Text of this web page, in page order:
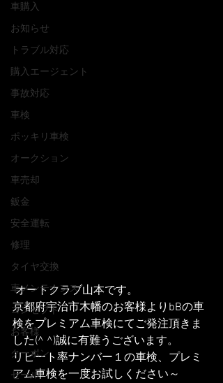
車購入
お知らせ
トラブル対応
購入エージェント
事故対応
車検
ポッキリ車検
オークション
車売却
鈑金
安全運転
修理
タイヤ交換
車メンテナンス
コンセプト
お客様
クーポン
セール
オートクラブ山本です。
京都府宇治市木幡のお客様よりbBの車
検をプレミアム車検にてご発注頂きま
した(^ ^)誠に有難うございます。
リピート率ナンバー１の車検、プレミ
アム車検を一度お試しください～